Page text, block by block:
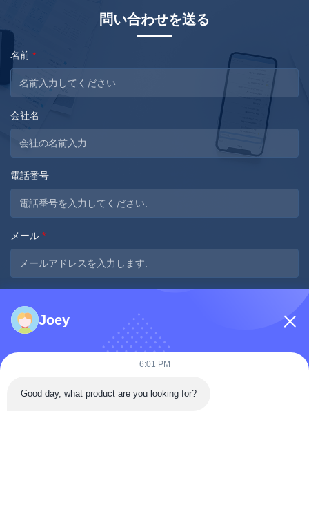
問い合わせを送る
名前 *
会社名
電話番号
メール *
Joey
6:01 PM
Good day, what product are you looking for?